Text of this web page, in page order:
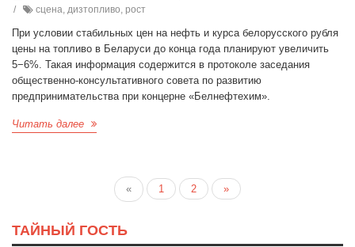
сцена, дизтопливо, рост
При условии стабильных цен на нефть и курса белорусского рубля
цены на топливо в Беларуси до конца года планируют увеличить
5−6%. Такая информация содержится в протоколе заседания
общественно-консультативного совета по развитию
предпринимательства при концерне «Белнефтехим».
Читать далее
« 1 2 »
ТАЙНЫЙ ГОСТЬ